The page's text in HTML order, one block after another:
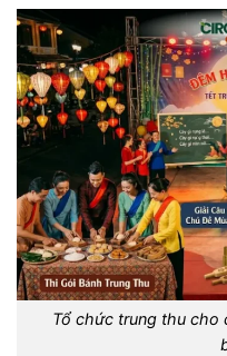
Tổ chức trung thu cho